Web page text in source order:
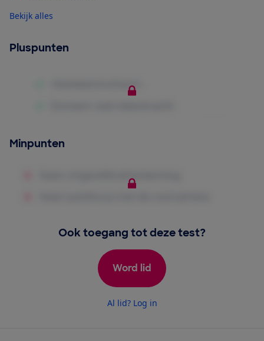
Bekijk alles
Pluspunten
Minpunten
Ook toegang tot deze test?
Word lid
Al lid? Log in